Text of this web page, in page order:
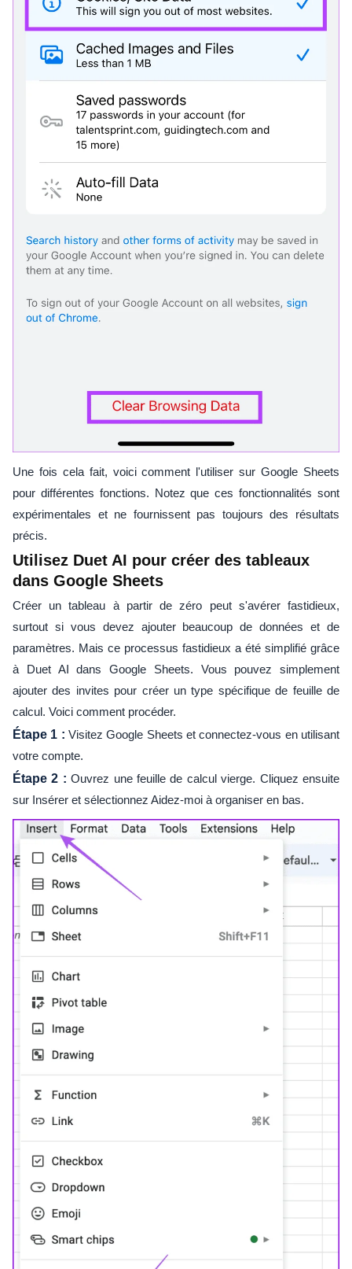
Une fois cela fait, voici comment l'utiliser sur Google Sheets
pour différentes fonctions. Notez que ces fonctionnalités sont
expérimentales et ne fournissent pas toujours des résultats
précis.
Utilisez Duet AI pour créer des tableaux
dans Google Sheets
Créer un tableau à partir de zéro peut s'avérer fastidieux,
surtout si vous devez ajouter beaucoup de données et de
paramètres. Mais ce processus fastidieux a été simplifié grâce
à Duet AI dans Google Sheets. Vous pouvez simplement
ajouter des invites pour créer un type spécifique de feuille de
calcul. Voici comment procéder.
Étape 1 : Visitez Google Sheets et connectez-vous en utilisant
votre compte.
Étape 2 : Ouvrez une feuille de calcul vierge. Cliquez ensuite
sur Insérer et sélectionnez Aidez-moi à organiser en bas.